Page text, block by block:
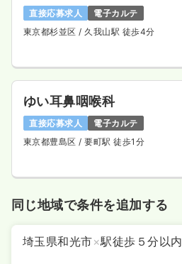
直接応募求人
電子カルテ
東京都杉並区 / 久我山駅 徒歩4分
ゆい耳鼻咽喉科
直接応募求人
電子カルテ
東京都豊島区 / 要町駅 徒歩1分
同じ地域で条件を追加する
埼玉県和光市×駅徒歩５分以内